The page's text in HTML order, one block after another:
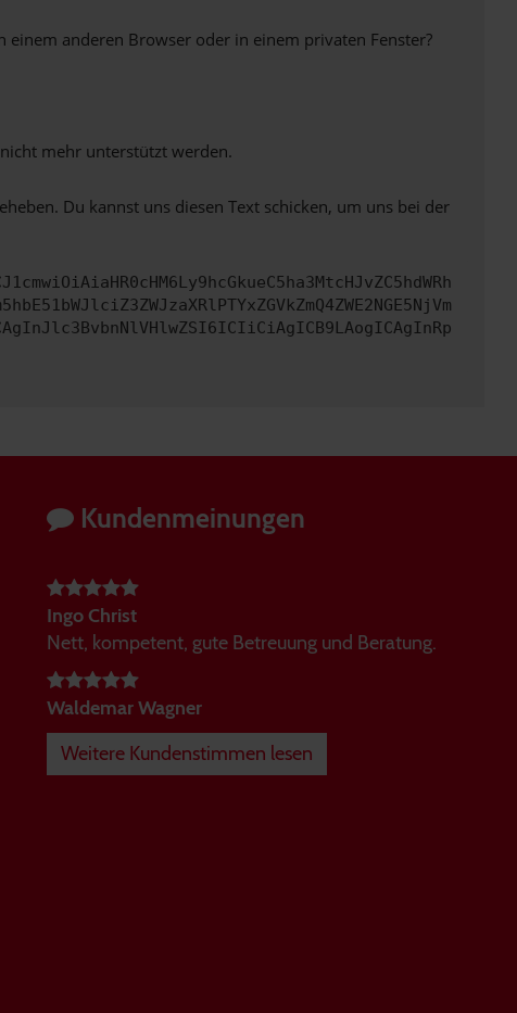
anderen Browser oder in einem privaten Fenster?
mehr unterstützt werden.
Du kannst uns diesen Text schicken, um uns bei der
Kundenmeinungen
Ingo Christ
Nett, kompetent, gute Betreuung und Beratung.
Waldemar Wagner
Weitere Kundenstimmen lesen